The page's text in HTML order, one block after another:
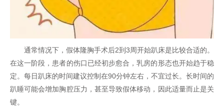
通常情况下，假体隆胸手术后2到3周开始趴床是比较合适的。
在这一阶段，患者的伤口已经初步愈合，乳房的形态也开始趋于稳
定。每日趴床的时间建议控制在90分钟左右，不宜过长。长时间的
趴睡可能会增加胸腔压力，甚至导致假体移动，因此适量而止是关
键。